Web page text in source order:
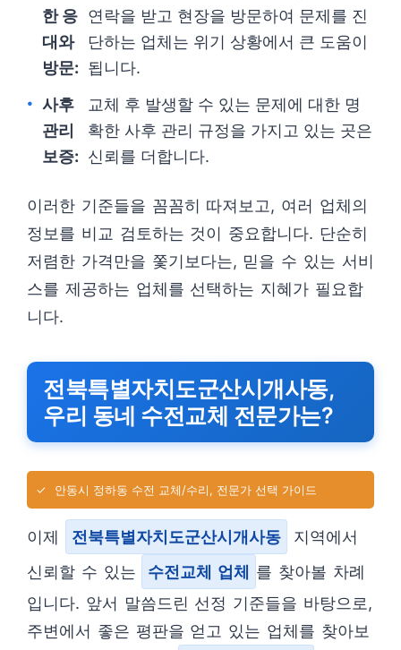
한 응
대와
방문:
연락을 받고 현장을 방문하여 문제를 진
단하는 업체는 위기 상황에서 큰 도움이
됩니다.
사후
관리
보증:
교체 후 발생할 수 있는 문제에 대한 명
확한 사후 관리 규정을 가지고 있는 곳은
신뢰를 더합니다.
이러한 기준들을 꼼꼼히 따져보고, 여러 업체의
정보를 비교 검토하는 것이 중요합니다. 단순히
저렴한 가격만을 쫓기보다는, 믿을 수 있는 서비
스를 제공하는 업체를 선택하는 지혜가 필요합
니다.
전북특별자치도군산시개사동,
우리 동네 수전교체 전문가는?
✓ 안동시 정하동 수전 교체/수리, 전문가 선택 가이드
이제 전북특별자치도군산시개사동
지역에서
신뢰할 수 있는
수전교체 업체
를 찾아볼 차례
입니다. 앞서 말씀드린 선정 기준들을 바탕으로,
주변에서 좋은 평판을 얻고 있는 업체를 찾아보